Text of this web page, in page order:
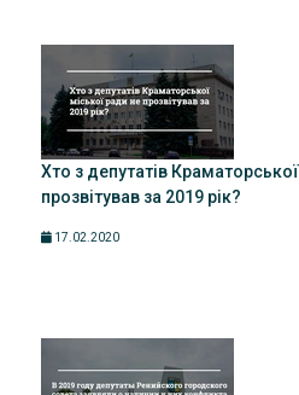
Хто з депутатів
прозвітував за 2019 рік?
17.02.2020